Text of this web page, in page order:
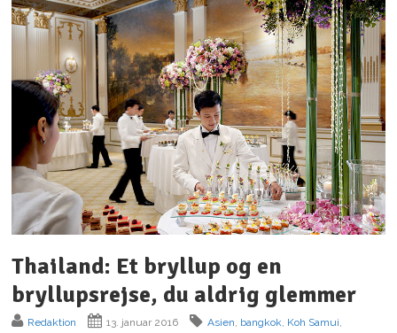
Thailand: Et bryllup og en
bryllupsrejse, du aldrig glemmer
Redaktion 13. januar 2016 Asien, bangkok, Koh Samui,